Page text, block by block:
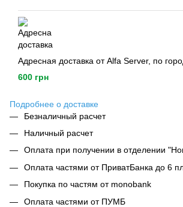
Адресная доставка от Alfa Server, по
600 грн
Подробнее о доставке
Безналичный расчет
Наличный расчет
Оплата при получении в отделении
Оплата частями от ПриватБанка до 6
Покупка по частям от monobank
Оплата частями от ПУМБ